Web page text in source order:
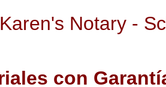
Karen's Notary -
con